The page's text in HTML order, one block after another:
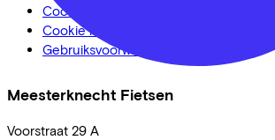
Meesterknecht Fietsen
Voorstraat 29 A
Cookie statement
Cookie instellingen
Gebruiksvoorwaarden